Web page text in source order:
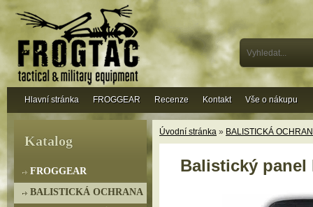
Úvodní stránka » BALISTICKÁ
Balistický panel
Katalog
FROGGEAR
BALISTICKÁ OCHRANA
Hlavní stránka FROGGEAR Recenze Kontakt Vše o nákupu